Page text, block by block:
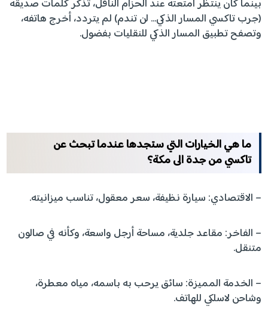
بينما كان ينتظر أمتعته عند الحزام الناقل، تذكر كلمات صديقه
(جرب تاكسي المسار الذكي… لن تندم) لم يتردد، أخرج هاتفه،
وتصفح تطبيق المسار الذكي للنقليات بفضول.
ما هي الخيارات التي ستجدها عندما تبحث عن
تاكسي من جدة الى مكة؟
– الاقتصادي: سيارة نظيفة، سعر معقول، تناسب ميزانيته.
– الفاخر: مقاعد جلدية، مساحة أرجل واسعة، وكأنه في صالون
متنقل.
– الخدمة المميزة: سائق يرحب به باسمه، مياه معطرة،
وشاحن لاسلكي للهاتف.